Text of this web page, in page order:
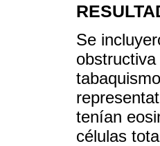
Se
tenían
células